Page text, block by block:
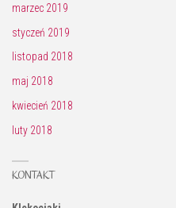
marzec 2019
styczeń 2019
listopad 2018
maj 2018
kwiecień 2018
luty 2018
KONTAKT